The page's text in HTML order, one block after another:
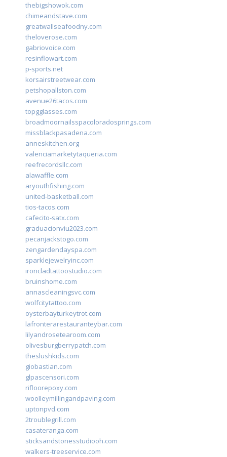
thebigshowok.com
chimeandstave.com
greatwallseafoodny.com
theloverose.com
gabriovoice.com
resinflowart.com
p-sports.net
korsairstreetwear.com
petshopallston.com
avenue26tacos.com
topgglasses.com
broadmoornailsspacoloradosprings.com
missblackpasadena.com
anneskitchen.org
valenciamarketytaqueria.com
reefrecordsllc.com
alawaffle.com
aryouthfishing.com
united-basketball.com
tios-tacos.com
cafecito-satx.com
graduacionviu2023.com
pecanjackstogo.com
zengardendayspa.com
sparklejewelryinc.com
ironcladtattoostudio.com
bruinshome.com
annascleaningsvc.com
wolfcitytattoo.com
oysterbayturkeytrot.com
lafronterarestauranteybar.com
lilyandrosetearoom.com
olivesburgberrypatch.com
theslushkids.com
giobastian.com
glpascensori.com
rifloorepoxy.com
woolleymillingandpaving.com
uptonpvd.com
2troublegrill.com
casateranga.com
sticksandstonesstudiooh.com
walkers-treeservice.com